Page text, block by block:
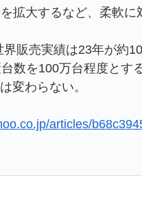
を拡大するなど、柔軟
販売実績は23年が約
数を100万台程度とす
変わらない。
articles/